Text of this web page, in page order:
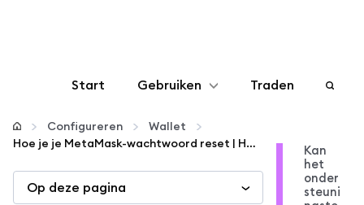
Start Gebruiken
Configureren
Crypto beheren
Traden
Configureren
Wallet
Hoe je je MetaMask-wachtwoord reset | Handleiding voor toegang tot je wallet
Op deze pagina
Kan
het
onder
steuni